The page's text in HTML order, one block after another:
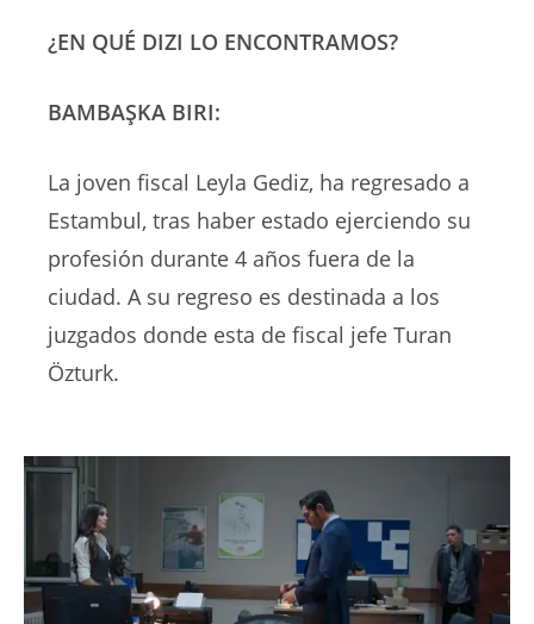
¿EN QUÉ DIZI LO ENCONTRAMOS?
BAMBAŞKA BIRI:
La joven fiscal Leyla Gediz, ha regresado a
Estambul, tras haber estado ejerciendo su
profesión durante 4 años fuera de la
ciudad. A su regreso es destinada a los
juzgados donde esta de fiscal jefe Turan
Özturk.